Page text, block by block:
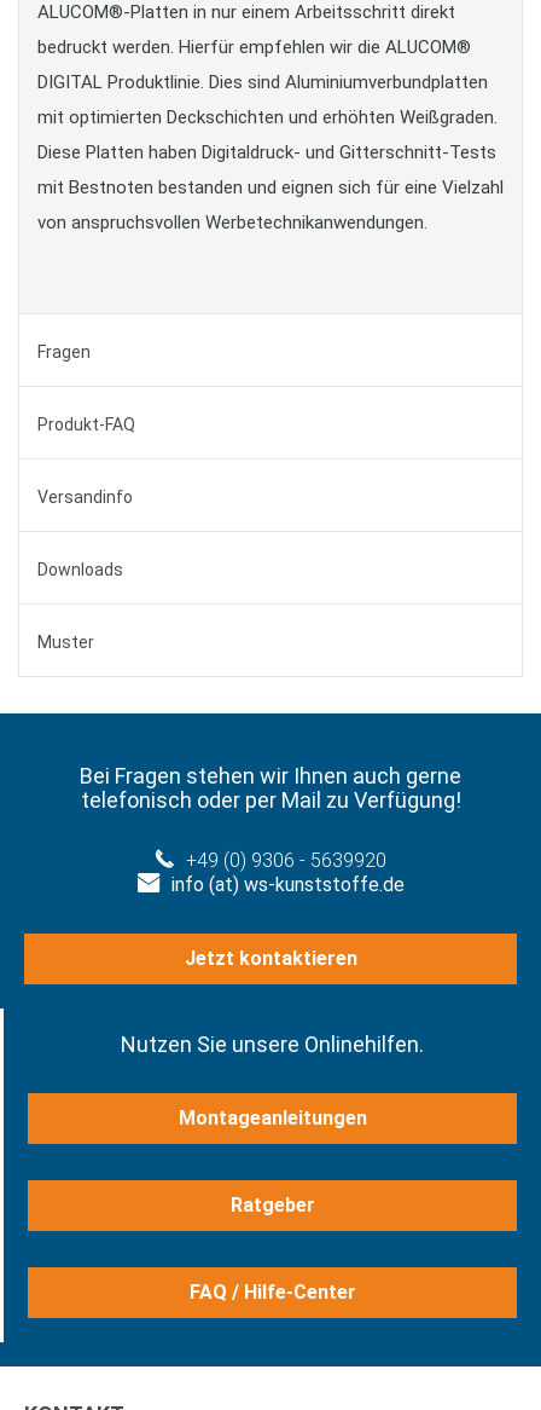
ALUCOM®-Platten in nur einem Arbeitsschritt direkt
bedruckt werden. Hierfür empfehlen wir die ALUCOM®
DIGITAL Produktlinie. Dies sind Aluminiumverbundplatten
mit optimierten Deckschichten und erhöhten Weißgraden.
Diese Platten haben Digitaldruck- und Gitterschnitt-Tests
mit Bestnoten bestanden und eignen sich für eine Vielzahl
von anspruchsvollen Werbetechnikanwendungen.
Fragen
Produkt-FAQ
Versandinfo
Downloads
Muster
Bei Fragen stehen wir Ihnen auch gerne
telefonisch oder per Mail zu Verfügung!
+49 (0) 9306 - 5639920
info (at) ws-kunststoffe.de
Jetzt kontaktieren
Nutzen Sie unsere Onlinehilfen.
Montageanleitungen
Ratgeber
FAQ / Hilfe-Center